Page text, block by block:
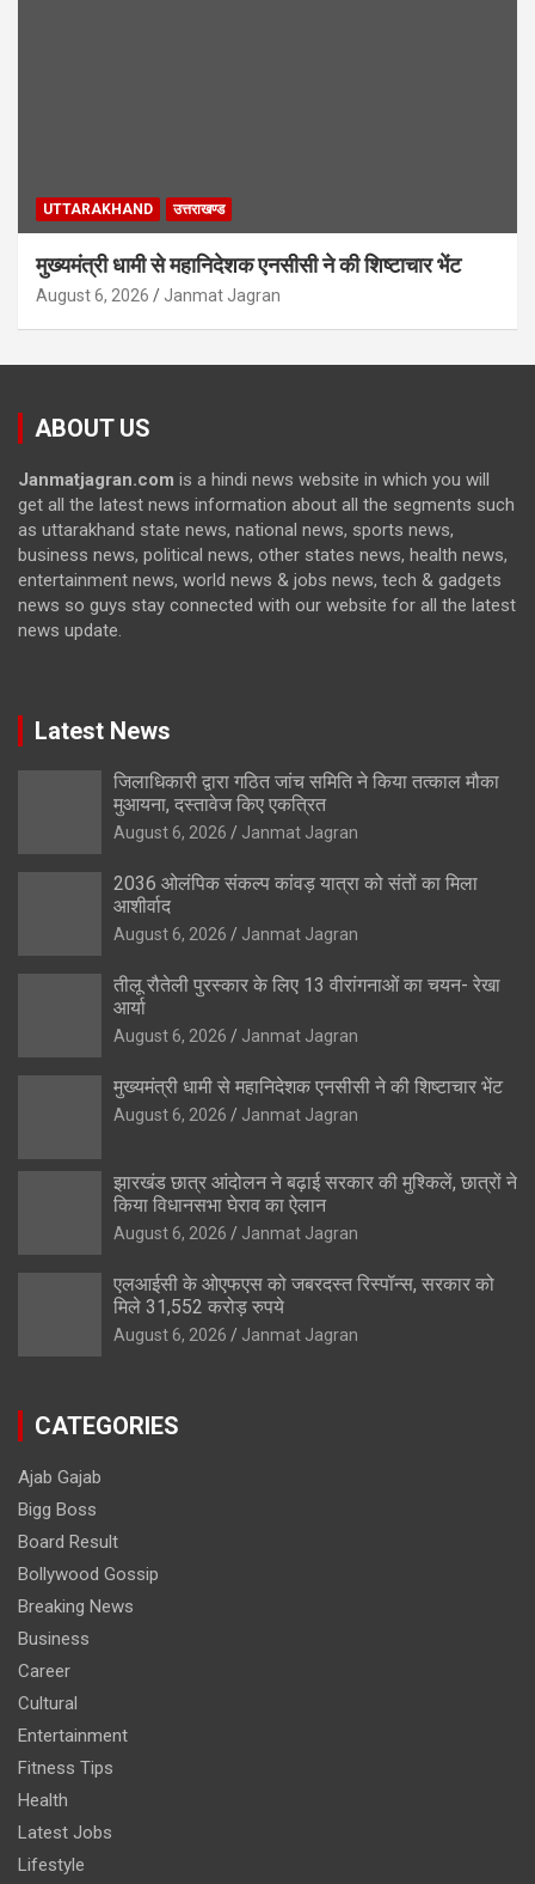
UTTARAKHAND उत्तराखण्ड
मुख्यमंत्री धामी से महानिदेशक एनसीसी ने की शिष्टाचार भेंट
August 6, 2026 Janmat Jagran
ABOUT US
Janmatjagran.com is a hindi news website in which you will
get all the latest news information about all the segments such
as uttarakhand state news, national news, sports news,
business news, political news, other states news, health news,
entertainment news, world news & jobs news, tech & gadgets
news so guys stay connected with our website for all the latest
news update.
Latest News
जिलाधिकारी द्वारा गठित जांच समिति ने किया तत्काल मौका
मुआयना, दस्तावेज किए एकत्रित
August 6, 2026 Janmat Jagran
2036 ओलंपिक संकल्प कांवड़ यात्रा को संतों का मिला
आशीर्वाद
August 6, 2026 Janmat Jagran
तीलू रौतेली पुरस्कार के लिए 13 वीरांगनाओं का चयन- रेखा
आर्या
August 6, 2026 Janmat Jagran
मुख्यमंत्री धामी से महानिदेशक एनसीसी ने की शिष्टाचार भेंट
August 6, 2026 Janmat Jagran
झारखंड छात्र आंदोलन ने बढ़ाई सरकार की मुश्किलें, छात्रों ने
किया विधानसभा घेराव का ऐलान
August 6, 2026 Janmat Jagran
एलआईसी के ओएफएस को जबरदस्त रिस्पॉन्स, सरकार को
मिले 31,552 करोड़ रुपये
August 6, 2026 Janmat Jagran
CATEGORIES
Ajab Gajab
Bigg Boss
Board Result
Bollywood Gossip
Breaking News
Business
Career
Cultural
Entertainment
Fitness Tips
Health
Latest Jobs
Lifestyle